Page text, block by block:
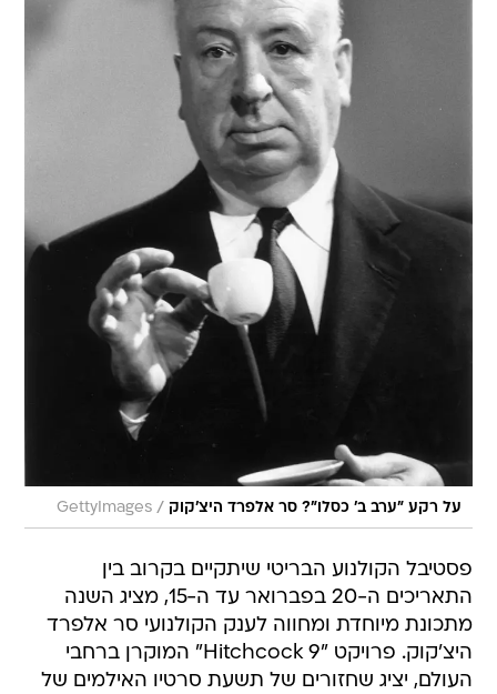
על רקע "ערב ב' כסלו"? סר אלפרד היצ'קוק /
GettyImages
פסטיבל הקולנוע הבריטי שיתקיים בקרוב בין
התאריכים ה-20 בפברואר עד ה-15, מציג השנה
מתכונת מיוחדת ומחווה לענק הקולנועי סר אלפרד
היצ'קוק. פרויקט "Hitchcock 9" המוקרן ברחבי
העולם, יציג שחזורים של תשעת סרטיו האילמים של